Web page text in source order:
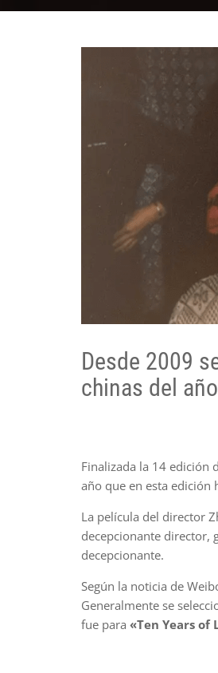
Desde 2009
chinas del
Finalizada la 14 edición
año que en esta edición
La película del director
decepcionante director,
decepcionante.
Según la noticia de
Generalmente se
fue para «Ten Years of